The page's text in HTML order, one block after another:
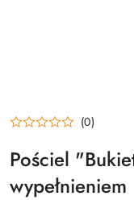
(0)
Pościel
wypełnieniem